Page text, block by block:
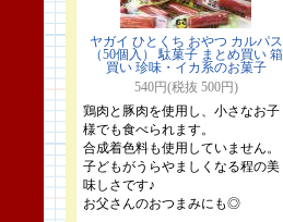
ヤガイ ひとくち おやつ カルパス
（50個入） 駄菓子 まとめ買い 箱
買い 珍味・イカ系のお菓子
540円(税抜 500円)
鶏肉と豚肉を使用し、小さなお子
様でも食べられます。
合成着色料も使用していません。
子どもがうらやましくなる程の美
味しさです♪
お父さんのおつまみにも◎